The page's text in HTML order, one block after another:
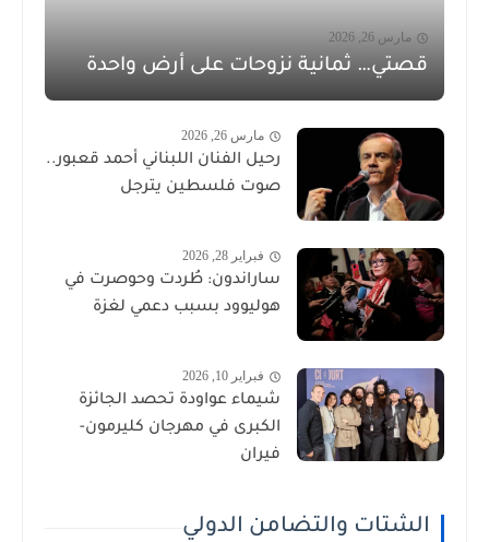
مارس 26, 2026
قصتي… ثمانية نزوحات على أرض واحدة
مارس 26, 2026
رحيل الفنان اللبناني أحمد قعبور..
صوت فلسطين يترجل
فبراير 28, 2026
ساراندون: طُردت وحوصرت في
هوليوود بسبب دعمي لغزة
فبراير 10, 2026
شيماء عواودة تحصد الجائزة
الكبرى في مهرجان كليرمون-
فيران
الشتات والتضامن الدولي